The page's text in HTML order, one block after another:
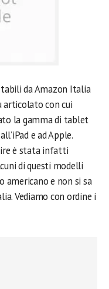
da Amazon Italia
articolato con cui
la gamma di tablet
e ad Apple.
è stata infatti
di questi modelli
e non si sa
Vediamo con ordine i